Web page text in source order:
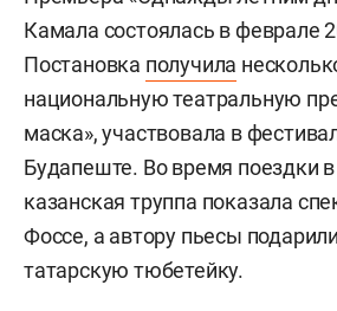
Камала состоялась в феврале
Постановка получила
национальную театральную
маска», участвовала в
Будапеште. Во время поездки
казанская труппа показала
Фоссе, а автору пьесы
татарскую тюбетейку.